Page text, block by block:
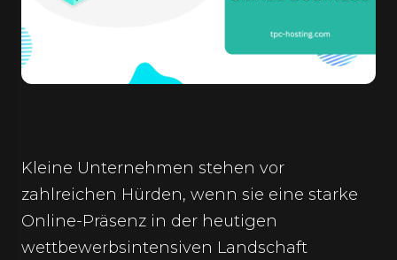
Kleine Unternehmen stehen vor
zahlreichen Hürden, wenn sie eine starke
Online-Präsenz in der heutigen
wettbewerbsintensiven Landschaft